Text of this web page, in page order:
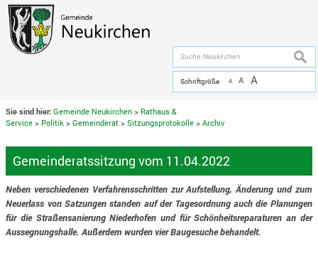
Zum Inhalt,zur Navigation
Schriftgröße A A A
Sie sind hier: Gemeinde Neukirchen > Rathaus &
Service > Politik >Gemeinderat >Sitzungsprotokolle >Archiv
Gemeinderatssitzung vom 11.04.2022
Neben verschiedenen Verfahrensschritten zur Aufstellung, Änderung und zum
Neuerlass von Satzungen standen auf der Tagesordnung auch die Planungen
für die Straßensanierung Niederhofen und für Schönheitsreparaturen an der
Aussegnungshalle. Außerdem wurden vier Baugesuche behandelt.